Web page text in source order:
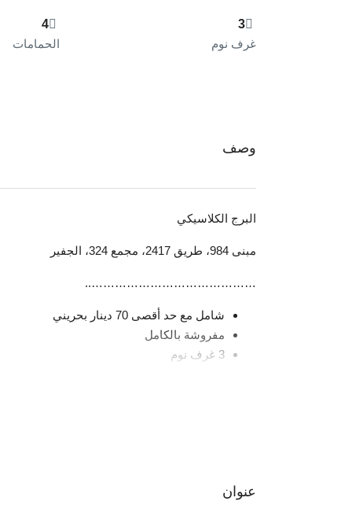
3
غرف نوم
4
الحمامات
وصف
البرج الكلاسيكي
مبنى 984، طريق 2417، مجمع 324، الجفير
……………………………………..
شامل مع حد أقصى 70 دينار بحريني
مفروشة بالكامل
3 غرف نوم
غرفة ساوناعنوان